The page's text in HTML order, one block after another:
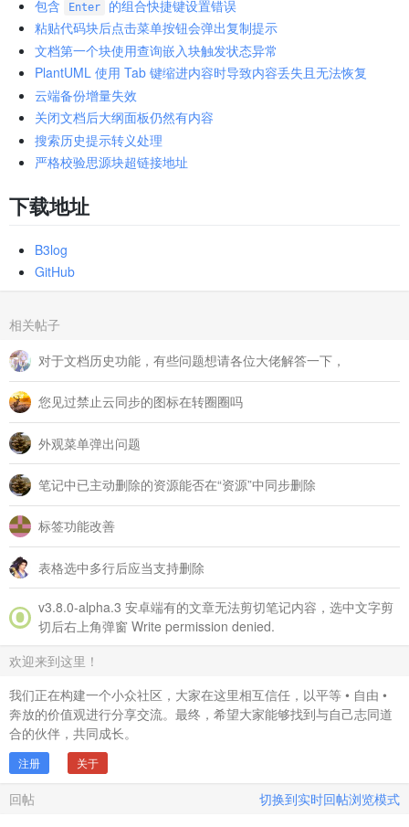
包含
Enter
的组合快捷键设置错误
粘贴代码块后点击菜单按钮会弹出复制提示
文档第一个块使用查询嵌入块触发状态异常
PlantUML 使用 Tab 键缩进内容时导致内容丢失且无法恢复
云端备份增量失效
关闭文档后大纲面板仍然有内容
搜索历史提示转义处理
严格校验思源块超链接地址
下载地址
B3log
GitHub
相关帖子
对于文档历史功能，有些问题想请各位大佬解答一下，
您见过禁止云同步的图标在转圈圈吗
外观菜单弹出问题
笔记中已主动删除的资源能否在“资源”中同步删除
标签功能改善
表格选中多行后应当支持删除
v3.8.0‑alpha.3 安卓端有的文章无法剪切笔记内容，选中文字剪
切后右上角弹窗 Write permission denied.
欢迎来到这里！
我们正在构建一个小众社区，大家在这里相互信任，以平等 • 自由 •
奔放的价值观进行分享交流。最终，希望大家能够找到与自己志同道
合的伙伴，共同成长。
注册 关于
回帖
切换到实时回帖浏览模式